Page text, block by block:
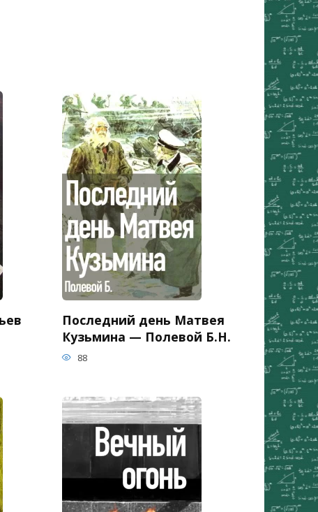
Последний день Матвея
Кузьмина — Полевой Б.Н.
88